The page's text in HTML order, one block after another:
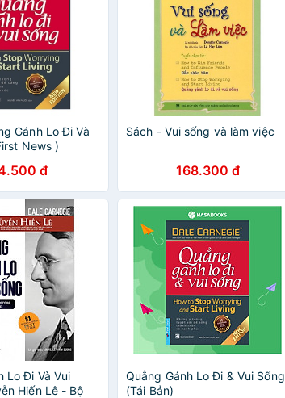
Gánh Lo Đi Và
News )
đ
Sách - Vui sống và làm việc
168.300 đ
Lo Đi Và Vui
Hiến Lê - Bộ
Quẳng Gánh Lo Đi & Vui Sống
(Tái Bản)